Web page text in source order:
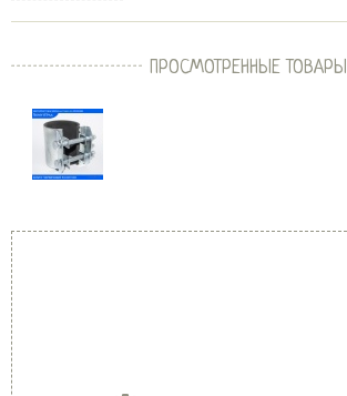
ПРОСМОТРЕННЫЕ ТОВАРЫ